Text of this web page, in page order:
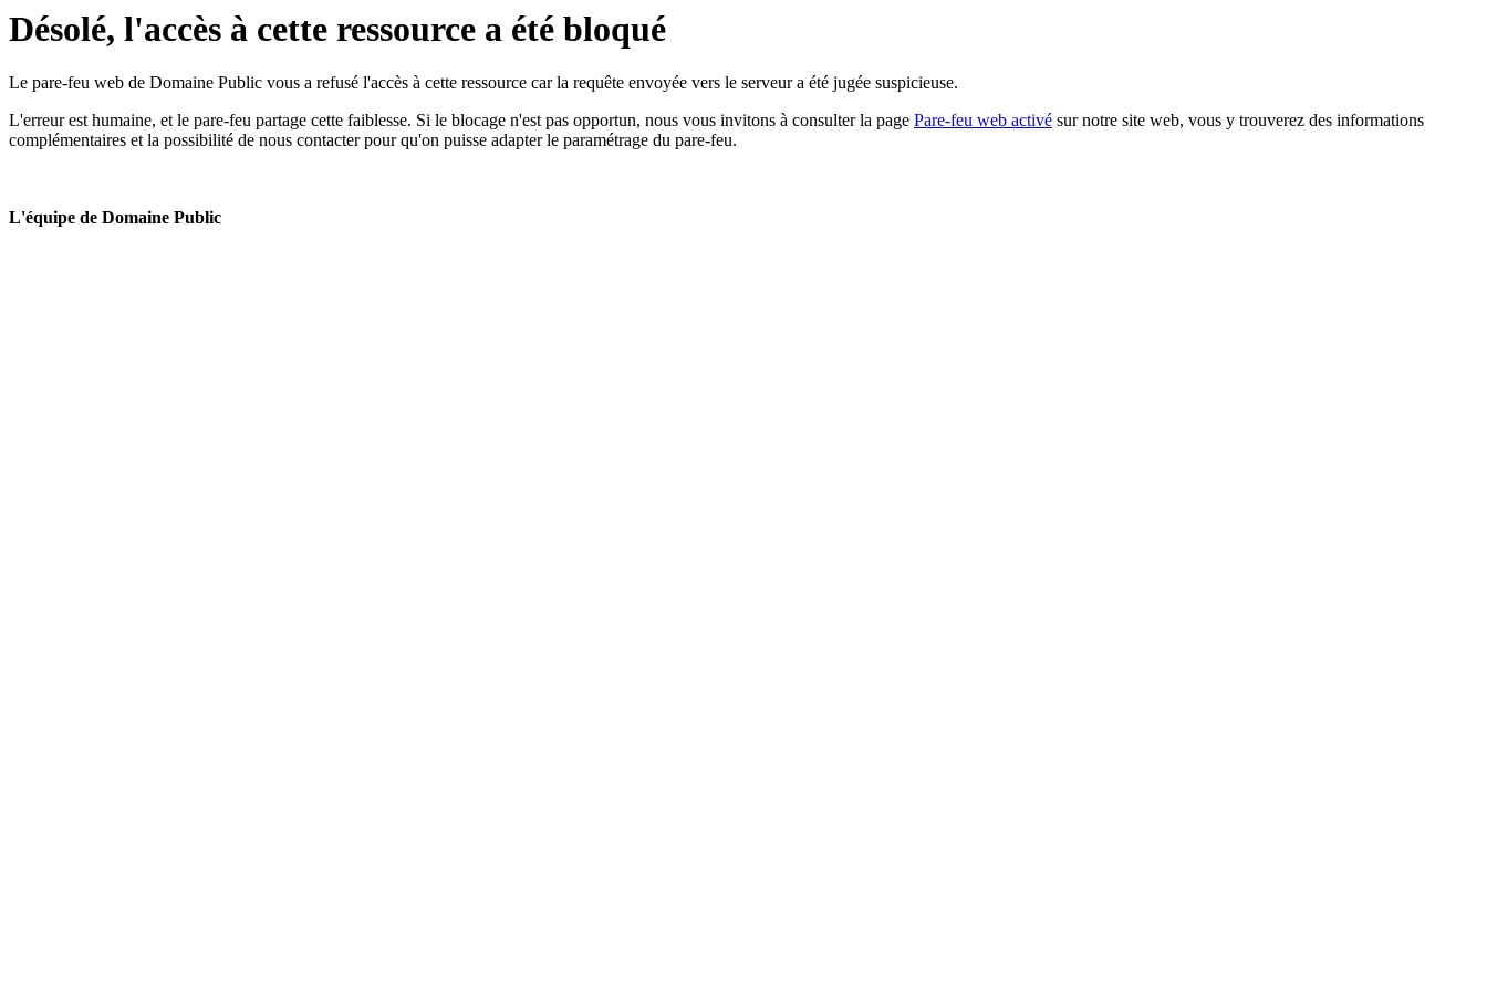
Désolé, l'accès à cette ressource a été bloqué
Le pare-feu web de Domaine Public vous a refusé l'accès à cette ressource car la requête envoyée vers le serveur a été jugée suspicieuse.
L'erreur est humaine, et le pare-feu partage cette faiblesse. Si le blocage n'est pas opportun, nous vous invitons à consulter la page Pare-feu web activé sur notre site web, vous y trouverez des informations
complémentaires et la possibilité de nous contacter pour qu'on puisse adapter le paramétrage du pare-feu.
L'équipe de Domaine Public